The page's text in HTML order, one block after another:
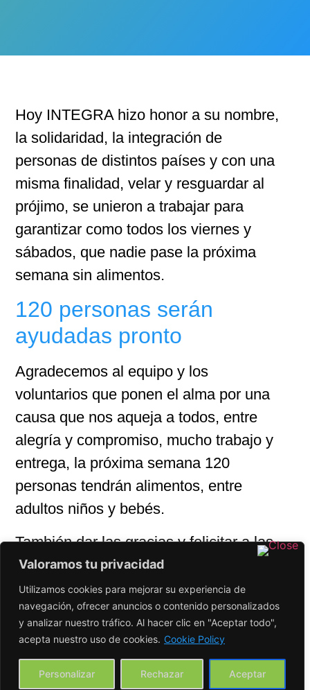
Valoramos tu privacidad
Utilizamos cookies para mejorar su experiencia de
navegación, ofrecer anuncios o contenido personalizados
y analizar nuestro tráfico. Al hacer clic en "Aceptar todo",
acepta nuestro uso de cookies. Cookie Policy
Personalizar Rechazar Aceptar
Hoy INTEGRA hizo honor a su nombre,
la solidaridad, la integración de
personas de distintos países y con una
misma finalidad, velar y resguardar al
prójimo, se unieron a trabajar para
garantizar como todos los viernes y
sábados, que nadie pase la próxima
semana sin alimentos.
120 personas serán
ayudadas pronto
Agradecemos al equipo y los
voluntarios que ponen el alma por una
causa que nos aqueja a todos, entre
alegría y compromiso, mucho trabajo y
entrega, la próxima semana 120
personas tendrán alimentos, entre
adultos niños y bebés.
También dar las gracias y felicitar a las
entidades y organizaciones que nos
apoyan, La Fundación Banco de
alimentos de Barcelona, los chicos
organizados Health Warriors, la
panadería de Silvia, y personas
anónimas que aportan en especie o